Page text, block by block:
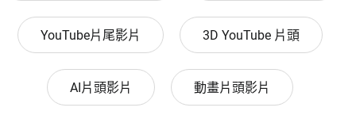
YouTube片尾影片 3D YouTube 片頭
AI片頭影片 動畫片頭影片